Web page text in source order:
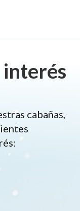
interés
cabañas,